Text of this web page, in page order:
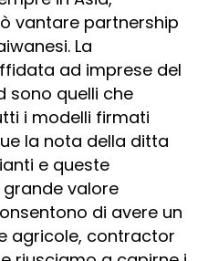
vantare partnership
La
ad imprese del
sono quelli che
i modelli firmati
la nota della ditta
e queste
valore
di avere un
agricole, contractor